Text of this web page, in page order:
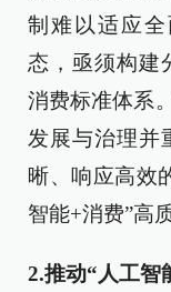
制难以适应
态，亟须构建
消费标准体系
发展与治理并
晰、响应高效
智能+消费”高
2.推动“人工智